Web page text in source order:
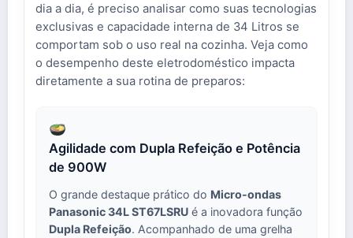
dia a dia, é preciso analisar como suas tecnologias
exclusivas e capacidade interna de 34 Litros se
comportam sob o uso real na cozinha. Veja como
o desempenho deste eletrodoméstico impacta
diretamente a sua rotina de preparos:
Agilidade com Dupla Refeição e Potência
de 900W
O grande destaque prático do Micro-ondas
Panasonic 34L ST67LSRU é a inovadora função
Dupla Refeição. Acompanhado de uma grelha